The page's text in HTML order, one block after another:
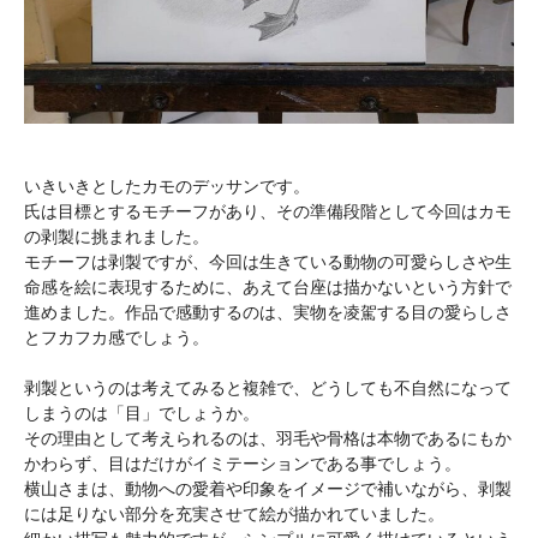
いきいきとしたカモのデッサンです。
氏は目標とするモチーフがあり、その準備段階として今回はカモ
の剥製に挑まれました。
モチーフは剥製ですが、今回は生きている動物の可愛らしさや生
命感を絵に表現するために、あえて台座は描かないという方針で
進めました。作品で感動するのは、実物を凌駕する目の愛らしさ
とフカフカ感でしょう。
剥製というのは考えてみると複雑で、どうしても不自然になって
しまうのは「目」でしょうか。
その理由として考えられるのは、羽毛や骨格は本物であるにもか
かわらず、目はだけがイミテーションである事でしょう。
横山さまは、動物への愛着や印象をイメージで補いながら、剥製
には足りない部分を充実させて絵が描かれていました。